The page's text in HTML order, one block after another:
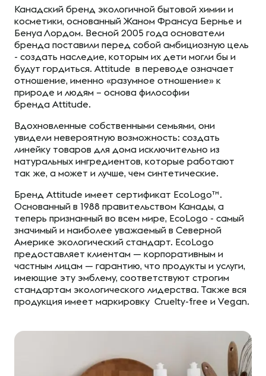
Канадский бренд экологичной бытовой химии и
косметики, основанный Жаном Франсуа Бернье и
Бенуа Лордом. Весной 2005 года основатели
бренда поставили перед собой амбициозную цель
- создать наследие, которым их дети могли бы и
будут гордиться. Attitude в переводе означает
отношение, именно «разумное отношение» к
природе и людям – основа философии
бренда Attitude.
Вдохновленные собственными семьями, они
увидели невероятную возможность: создать
линейку товаров для дома исключительно из
натуральных ингредиентов, которые работают
так же, а может и лучше, чем синтетические.
Бренд Attitude имеет сертификат EcoLogo™.
Основанный в 1988 правительством Канады, а
теперь признанный во всем мире, EcoLogo - самый
значимый и наиболее уважаемый в Северной
Америке экологический стандарт. EcoLogo
предоставляет клиентам — корпоративным и
частным лицам — гарантию, что продукты и услуги,
имеющие эту эмблему, соответствуют строгим
стандартам экологического лидерства. Также вся
продукция имеет маркировку Cruelty-free и Vegan.